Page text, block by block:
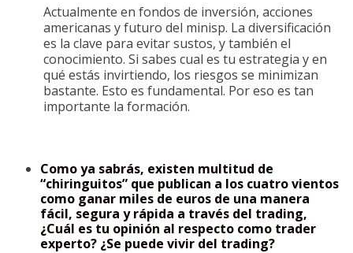
Actualmente en fondos de inversión, acciones
americanas y futuro del minisp. La diversificación
es la clave para evitar sustos, y también el
conocimiento. Si sabes cual es tu estrategia y en
qué estás invirtiendo, los riesgos se minimizan
bastante. Esto es fundamental. Por eso es tan
importante la formación.
Como ya sabrás, existen multitud de
“chiringuitos” que publican a los cuatro vientos
como ganar miles de euros de una manera
fácil, segura y rápida a través del trading,
¿Cuál es tu opinión al respecto como trader
experto? ¿Se puede vivir del trading?